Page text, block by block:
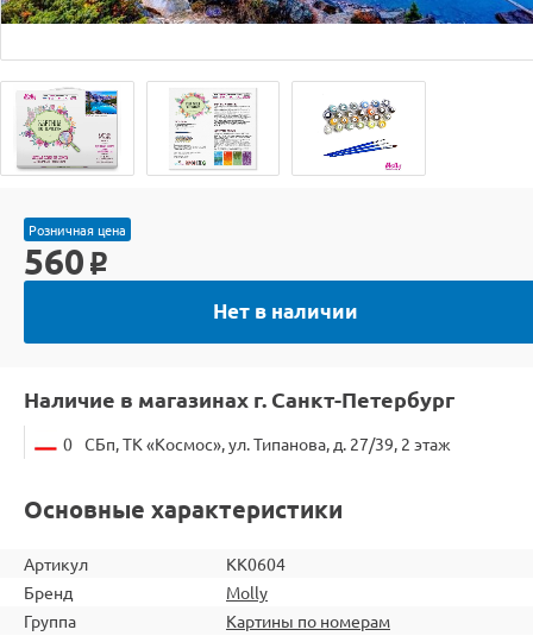
Розничная цена
560 o
Нет в наличии
Наличие в магазинах г. Санкт-Петербург
0 СБп, ТК «Космос», ул. Типанова, д. 27/39, 2 этаж
Основные характеристики
Артикул
KK0604
Бренд
Molly
Группа
Картины по номерам